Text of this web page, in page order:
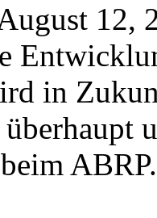
12,
in
ABRP.